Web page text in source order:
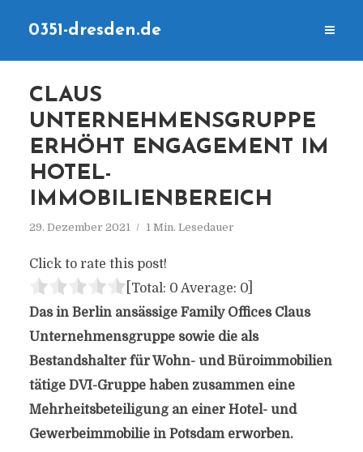
0351-dresden.de
CLAUS
UNTERNEHMENSGRUPPE
ERHÖHT ENGAGEMENT IM
HOTEL-
IMMOBILIENBEREICH
29. Dezember 2021 1 Min. Lesedauer
Click to rate this post!
[Total: 0 Average: 0]
Das in Berlin ansässige Family Offices Claus
Unternehmensgruppe sowie die als
Bestandshalter für Wohn- und Büroimmobilien
tätige DVI-Gruppe haben zusammen eine
Mehrheitsbeteiligung an einer Hotel- und
Gewerbeimmobilie in Potsdam erworben.